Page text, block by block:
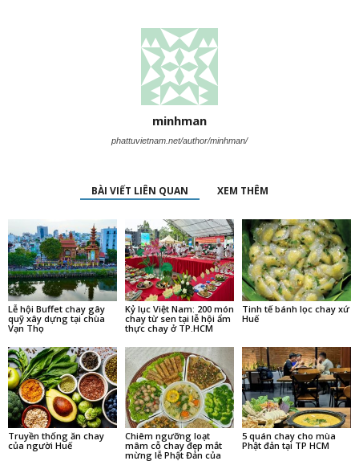
minhman
phattuvietnam.net/author/minhman/
BÀI VIẾT LIÊN QUAN XEM THÊM
Lễ hội Buffet chay gây
quỹ xây dựng tại chùa
Vạn Thọ
Kỷ lục Việt Nam: 200 món
chay từ sen tại lễ hội ẩm
thực chay ở TP.HCM
Tinh tế bánh lọc chay xứ
Huế
Truyền thống ăn chay
của người Huế
Chiêm ngưỡng loạt
mâm cỗ chay đẹp mắt
mừng lễ Phật Đản của
5 quán chay cho mùa
Phật đản tại TP HCM